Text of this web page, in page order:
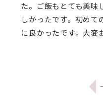
た。ご飯もとても美味
しかったです。初めて
に良かったです。大変